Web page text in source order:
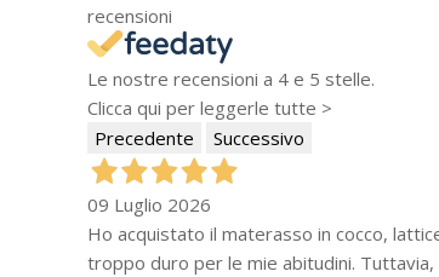
recensioni
Le nostre recensioni a 4 e 5 stelle.
Clicca qui per leggerle tutte >
Precedente
Successivo
09 Luglio 2026
Ho acquistato il materasso in cocco,
troppo duro per le mie abitudini.